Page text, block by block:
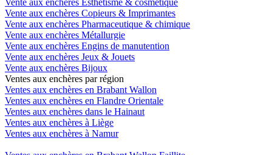
Vente aux enchères Esthétisme & cosmétique
Vente aux enchères Copieurs & Imprimantes
Vente aux enchères Pharmaceutique & chimique
Vente aux enchères Métallurgie
Vente aux enchères Engins de manutention
Vente aux enchères Jeux & Jouets
Vente aux enchères Bijoux
Ventes aux enchères par région
Ventes aux enchères en Brabant Wallon
Ventes aux enchères en Flandre Orientale
Ventes aux enchères dans le Hainaut
Ventes aux enchères à Liège
Ventes aux enchères à Namur